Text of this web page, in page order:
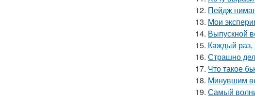
12. Пейдж
13. Мои
14. Выпускной
15. Каждый раз,
16. Страшно
17. Что такое
18. Минувшим
19. Самый